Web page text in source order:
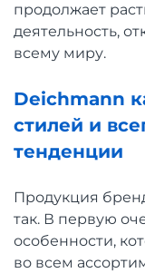
продолжает
деятельность,
всему миру.
Deichmann
стилей и
тенденции
Продукция
так. В первую
особенности,
во всем